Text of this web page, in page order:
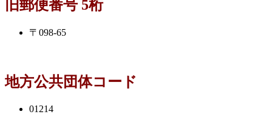
旧郵便番号 5桁
〒098-65
地方公共団体コード
01214